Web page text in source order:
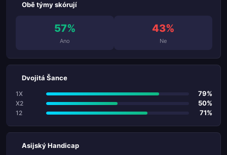
Obě týmy skórují
57%
Ano
43%
Ne
Dvojitá Šance
1X 79%
X2 50%
12 71%
Asijský Handicap